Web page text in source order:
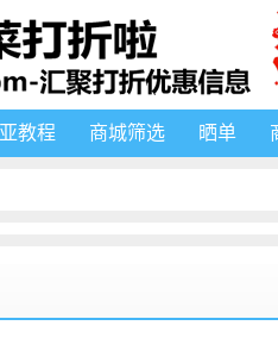
教程 商城筛选 晒单